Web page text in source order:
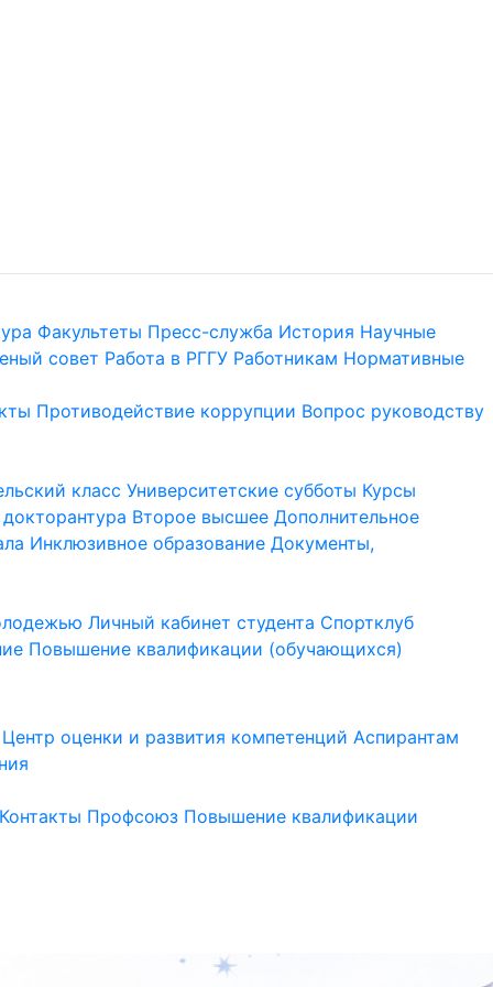
Факультеты Пресс-служба История Научные
совет Работа в РГГУ Работникам Нормативные
Противодействие коррупции Вопрос руководству
класс Университетские субботы Курсы
Второе высшее Дополнительное
Инклюзивное образование Документы,
Личный кабинет студента Спортклуб
Повышение квалификации (обучающихся)
Центр оценки и развития компетенций Аспирантам
Контакты Профсоюз Повышение квалификации